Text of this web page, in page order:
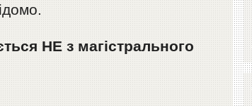
НЕ з магістрального